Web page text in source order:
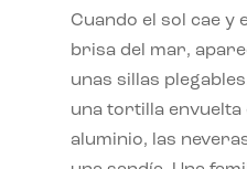
Cuando el sol cae y
brisa del mar,
unas sillas
una tortilla envuelta
aluminio, las